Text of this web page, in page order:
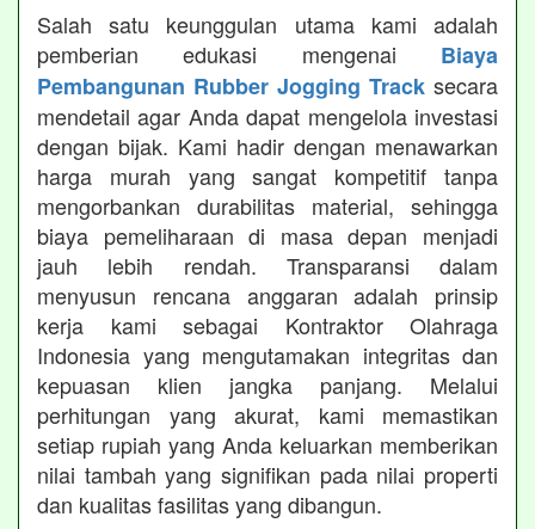
Salah satu keunggulan utama kami adalah
pemberian edukasi mengenai Biaya
Pembangunan Rubber Jogging Track secara
mendetail agar Anda dapat mengelola investasi
dengan bijak. Kami hadir dengan menawarkan
harga murah yang sangat kompetitif tanpa
mengorbankan durabilitas material, sehingga
biaya pemeliharaan di masa depan menjadi
jauh lebih rendah. Transparansi dalam
menyusun rencana anggaran adalah prinsip
kerja kami sebagai Kontraktor Olahraga
Indonesia yang mengutamakan integritas dan
kepuasan klien jangka panjang. Melalui
perhitungan yang akurat, kami memastikan
setiap rupiah yang Anda keluarkan memberikan
nilai tambah yang signifikan pada nilai properti
dan kualitas fasilitas yang dibangun.